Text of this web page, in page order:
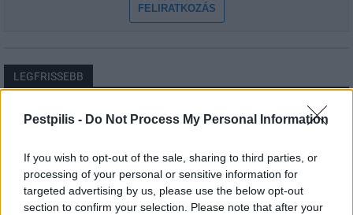
Pestpilis - Do Not Process My Personal Information
If you wish to opt-out of the sale, sharing to third parties, or
processing of your personal or sensitive information for
targeted advertising by us, please use the below opt-out
section to confirm your selection. Please note that after your
FELIRATKOZÁS
LEGFRISSEBB
Pest megye
Fából épül Budakeszi új óvodája
Országos